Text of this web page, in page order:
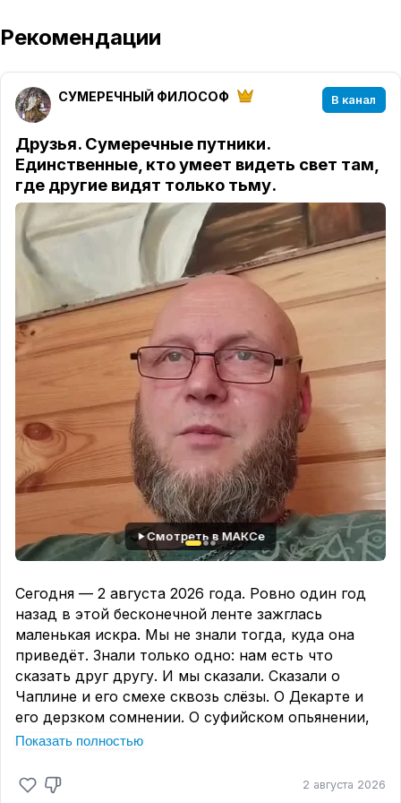
Рекомендации
СУМЕРЕЧНЫЙ ФИЛОСОФ В канал
Друзья. Сумеречные путники.
Единственные, кто умеет видеть свет там,
где другие видят только тьму.
Смотреть в МАКСе
Сегодня — 2 августа 2026 года. Ровно один год
назад в этой бесконечной ленте зажглась
маленькая искра. Мы не знали тогда, куда она
приведёт. Знали только одно: нам есть что
сказать друг другу. И мы сказали. Сказали о
Чаплине и его смехе сквозь слёзы. О Декарте и
его дерзком сомнении. О суфийском опьянении,
которое не требует вина. Мы спорили, молчали,
сообществом.
Показать полностью
2 августа 2026